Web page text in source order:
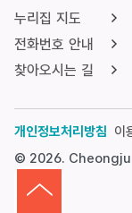
누리집 지도
전화번호 안내
찾아오시는 길
개인정보처리방침 이
© 2026.